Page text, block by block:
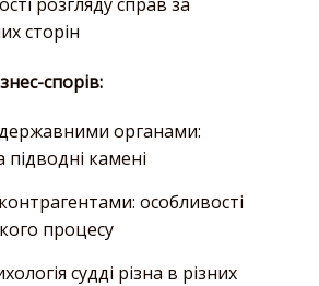
сторін
спорів:
органами:
підводні камені
особливості
процесу
судді різна в різних